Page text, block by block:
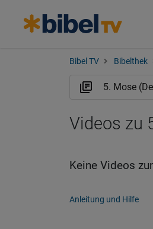
Bibel TV Bibelthek
Videos zu
Keine Videos
Anleitung und Hilfe